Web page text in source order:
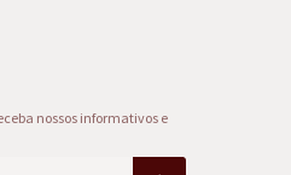
nossos informativos e